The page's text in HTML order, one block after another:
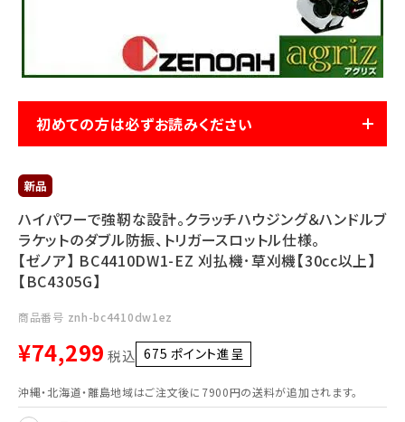
FAXでのご注文
0739-72-453224時間受付
初めての方は必ずお読みください
ハイパワーで強靭な設計。クラッチハウジング＆ハンドルブ
ラケットのダブル防振、トリガースロットル仕様。
【ゼノア】 BC4410DW1-EZ 刈払機･草刈機【30cc以上】
【BC4305G】
商品番号 znh-bc4410dw1ez
¥74,299 税込 675 ポイント進呈 ]
沖縄・北海道・離島地域はご注文後に7900円の送料が追加されます。